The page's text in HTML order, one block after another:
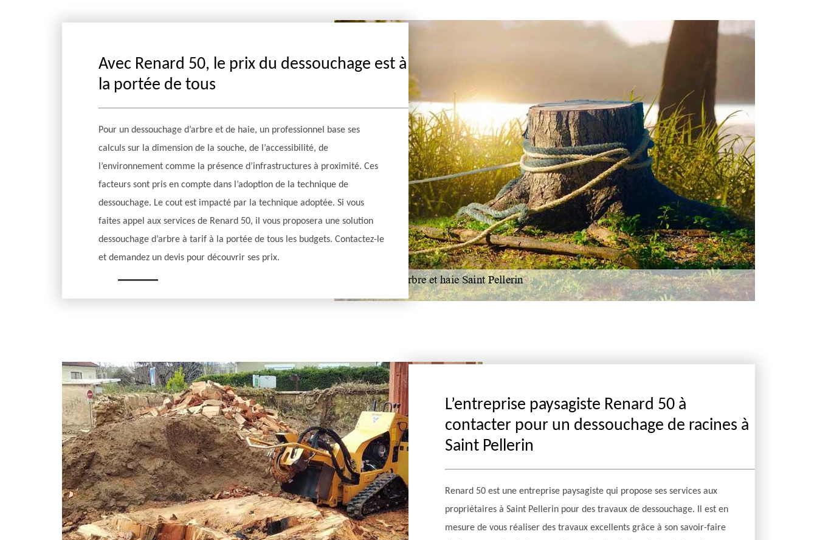
Avec Renard 50, le prix du dessouchage est à
la portée de tous
Pour un dessouchage d’arbre et de haie, un professionnel base ses
calculs sur la dimension de la souche, de l’accessibilité, de
l’environnement comme la présence d’infrastructures à proximité. Ces
facteurs sont pris en compte dans l’adoption de la technique de
dessouchage. Le cout est impacté par la technique adoptée. Si vous
faites appel aux services de Renard 50, il vous proposera une solution
dessouchage d’arbre à tarif à la portée de tous les budgets. Contactez-le
et demandez un devis pour découvrir ses prix.
L’entreprise paysagiste Renard 50 à
contacter pour un dessouchage de racines à
Saint Pellerin
Renard 50 est une entreprise paysagiste qui propose ses services aux
propriétaires à Saint Pellerin pour des travaux de dessouchage. Il est en
mesure de vous réaliser des travaux excellents grâce à son savoir-faire